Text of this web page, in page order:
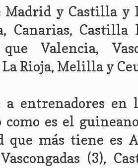
Madrid y Castilla y
Canarias,
Valencia,
Rioja, Melilla y
a entrenadores en
es el
que más tiene es
(3),